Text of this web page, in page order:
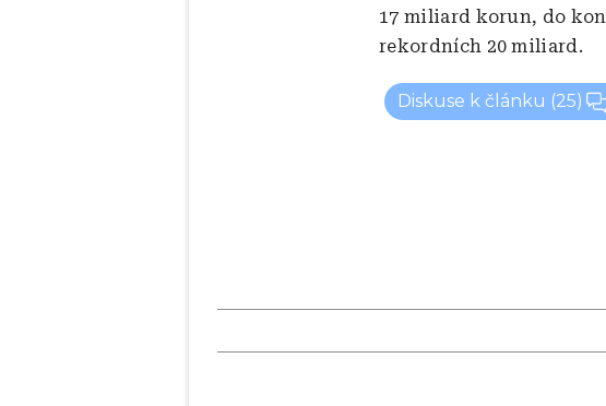
17 miliard korun, do
rekordních 20 miliard.
Diskuse k článku (25)